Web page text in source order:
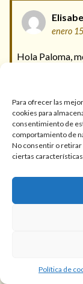
Para ofrecer las
cookies para
consentimiento de
comportamiento de
No consentir o
ciertas
Política de
enero
Hola Paloma,
podamos